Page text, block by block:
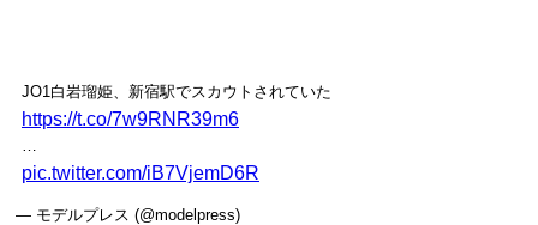
JO1白岩瑠姫、新宿駅でスカウトされていた
https://t.co/7w9RNR39m6
…
pic.twitter.com/iB7VjemD6R
— モデルプレス (@modelpress)